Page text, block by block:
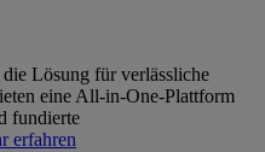
Lösung für verlässliche
eine All-in-One-Plattform
fundierte
erfahren